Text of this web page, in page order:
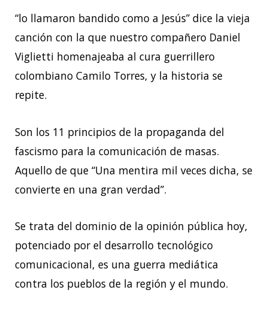
“lo llamaron bandido como a Jesús” dice la vieja
canción con la que nuestro compañero Daniel
Viglietti homenajeaba al cura guerrillero
colombiano Camilo Torres, y la historia se
repite.
Son los 11 principios de la propaganda del
fascismo para la comunicación de masas.
Aquello de que “Una mentira mil veces dicha, se
convierte en una gran verdad”.
Se trata del dominio de la opinión pública hoy,
potenciado por el desarrollo tecnológico
comunicacional, es una guerra mediática
contra los pueblos de la región y el mundo.